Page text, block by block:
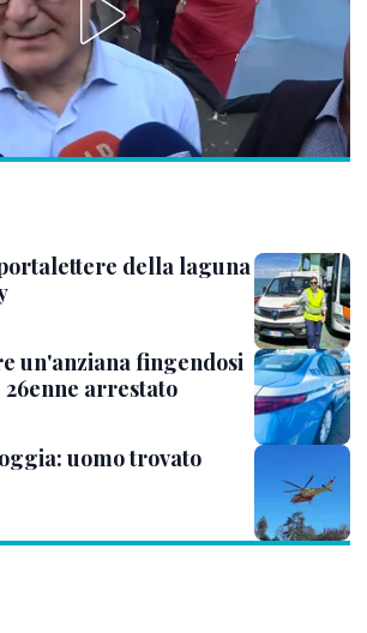
della laguna
un'anziana fingendosi
arrestato
uomo trovato